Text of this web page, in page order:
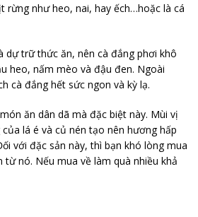
rừng như heo, nai, hay ếch…hoặc là cá
dự trữ thức ăn, nên cà đắng phơi khô
heo, nấm mèo và đậu đen. Ngoài
cà đắng hết sức ngon và kỳ lạ.
ăn dân dã mà đặc biệt này. Mùi vị
lá é và củ nén tạo nên hương hấp
với đặc sản này, thì bạn khó lòng mua
nó. Nếu mua về làm quà nhiều khả